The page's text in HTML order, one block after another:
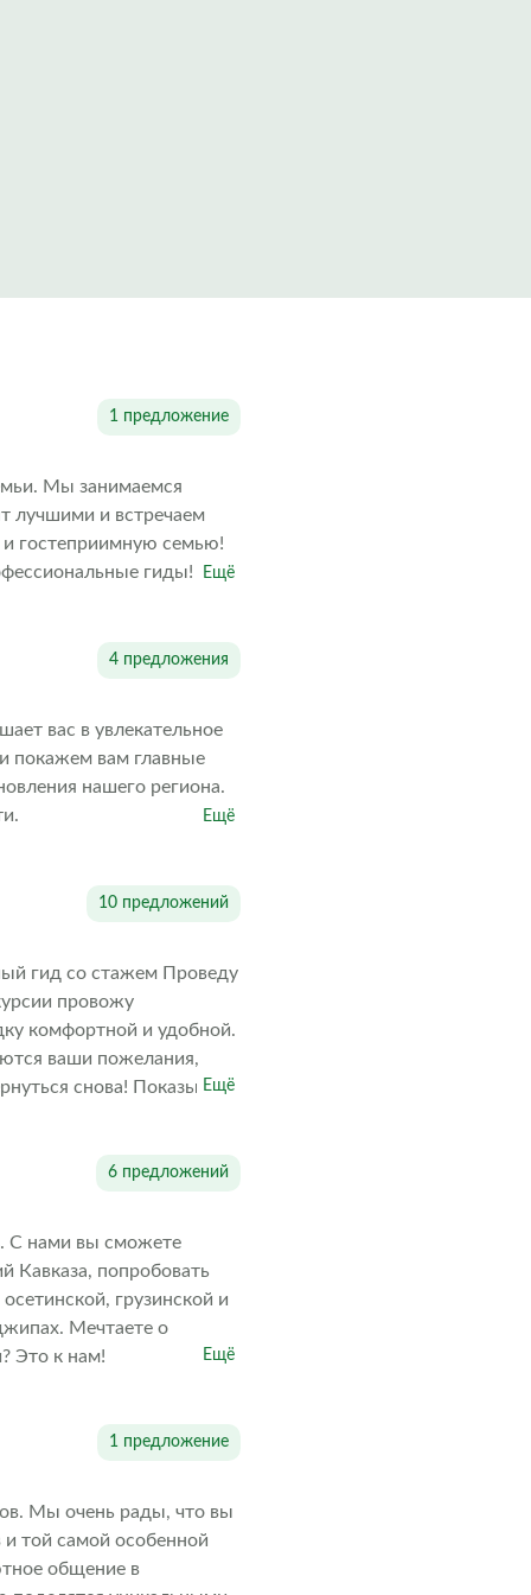
1 предложение
Мы занимаемся
лучшими и встречаем
гостеприимную семью!
гиды!
Ещё
4 предложения
вас в увлекательное
покажем вам главные
нашего региона.
Ещё
10 предложений
гид со стажем Проведу
провожу
комфортной и удобной.
ваши пожелания,
снова! Показываю
Ещё
6 предложений
С нами вы сможете
Кавказа, попробовать
грузинской и
Мечтаете о
Это к нам!
Ещё
1 предложение
Мы очень рады, что вы
той самой особенной
общение в